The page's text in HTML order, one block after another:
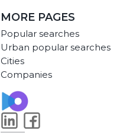
MORE PAGES
Popular searches
Urban popular searches
Cities
Companies